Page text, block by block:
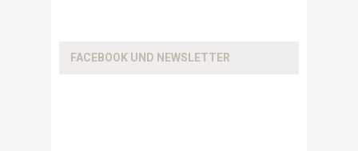
FACEBOOK UND NEWSLETTER